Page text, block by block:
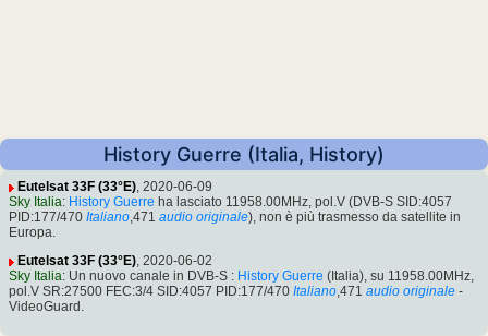
History Guerre (Italia, History)
Eutelsat 33F (33°E), 2020-06-09
Sky Italia: History Guerre ha lasciato 11958.00MHz, pol.V (DVB-S SID:4057
PID:177/470 Italiano,471 audio originale), non è più trasmesso da satellite in
Europa.
Eutelsat 33F (33°E), 2020-06-02
Sky Italia: Un nuovo canale in DVB-S : History Guerre (Italia), su 11958.00MHz,
pol.V SR:27500 FEC:3/4 SID:4057 PID:177/470 Italiano,471 audio originale -
VideoGuard.